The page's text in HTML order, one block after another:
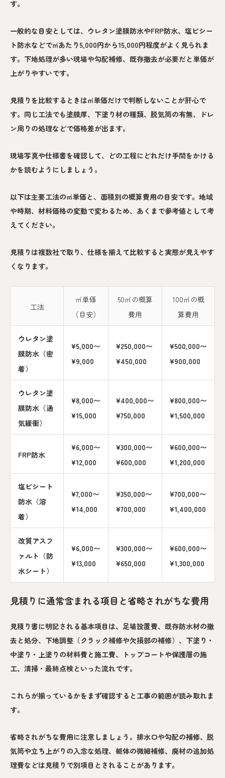
す。
一般的な目安としては、ウレタン塗膜防水やFRP防水、塩ビシー
ト防水などで㎡あたり5,000円から15,000円程度がよく見られま
す。下地処理が多い現場や勾配補修、既存撤去が必要だと単価が
上がりやすいです。
見積りを比較するときは㎡単価だけで判断しないことが肝心で
す。同じ工法でも塗膜厚、下塗り材の種類、脱気筒の有無、ドレ
ン周りの処理などで価格差が出ます。
現場写真や仕様書を確認して、どの工程にどれだけ手間をかける
かを読むようにしましょう。
以下は主要工法の㎡単価と、面積別の概算費用の目安です。地域
や時期、材料価格の変動で変わるため、あくまで参考値として考
えてください。
見積りは複数社で取り、仕様を揃えて比較すると実態が見えやす
くなります。
工法
㎡単価
（目安）
50㎡の概算
費用
100㎡の概
算費用
ウレタン塗
膜防水（密
着）
¥5,000〜
¥9,000
¥250,000〜
¥450,000
¥500,000〜
¥900,000
ウレタン塗
膜防水（通
気緩衝）
¥8,000〜
¥15,000
¥400,000〜
¥750,000
¥800,000〜
¥1,500,000
FRP防水
¥6,000〜
¥12,000
¥300,000〜
¥600,000
¥600,000〜
¥1,200,000
塩ビシート
防水（溶
着）
¥7,000〜
¥14,000
¥350,000〜
¥700,000
¥700,000〜
¥1,400,000
改質アスフ
ァルト（防
水シート）
¥6,000〜
¥13,000
¥300,000〜
¥650,000
¥600,000〜
¥1,300,000
見積りに通常含まれる項目と省略されがちな費用
見積り書に明記される基本項目は、足場設置費、既存防水材の撤
去と処分、下地調整（クラック補修や欠損部の補修）、下塗り・
中塗り・上塗りの材料費と施工費、トップコートや保護層の施
工、清掃・最終点検といった流れです。
これらが揃っているかをまず確認すると工事の範囲が読み取れま
す。
省略されがちな費用に注意しましょう。排水口や勾配の補修、脱
気筒や立ち上がりの入念な処理、躯体の微細補修、廃材の追加処
理費などは見積りで別項目とされることがあります。